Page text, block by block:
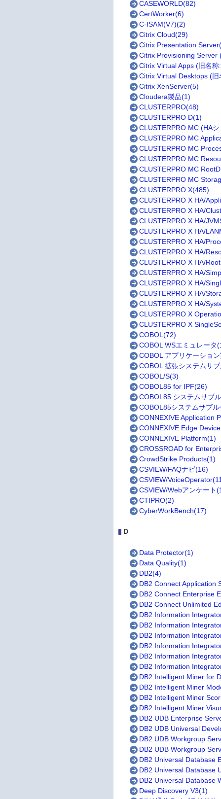
CASEWORLD(82)
CertWorker(6)
C-ISAM(V7)(2)
Citrix Cloud(29)
Citrix Presentation
Citrix Provisioning Server
Citrix Virtual Apps (旧名
Citrix Virtual Desktops (
Citrix XenServer(5)
Cloudera製品(1)
CLUSTERPRO(48)
CLUSTERPRO D(1)
CLUSTERPRO MC (HA
CLUSTERPRO MC
CLUSTERPRO MC
CLUSTERPRO MC
CLUSTERPRO MC
CLUSTERPRO MC
CLUSTERPRO X(485)
CLUSTERPRO X HA/
CLUSTERPRO X HA/
CLUSTERPRO X HA/
CLUSTERPRO X HA/
CLUSTERPRO X HA/
CLUSTERPRO X HA/
CLUSTERPRO X HA/
CLUSTERPRO X HA/
CLUSTERPRO X HA/
CLUSTERPRO X HA/
CLUSTERPRO X HA/
CLUSTERPRO X
CLUSTERPRO X
COBOL(72)
COBOL WSエミュレータ
COBOL アプリケーショ
COBOL 拡張システムサ
COBOL/S(3)
COBOL85 for IPF(26)
COBOL85 システムサブ
COBOL85システムサブ
CONNEXIVE Application
CONNEXIVE Edge
CONNEXIVE Platform(1)
CROSSROAD for
CrowdStrike Products(1)
CSVIEW/FAQナビ(16)
CSVIEW/
CSVIEW/Webアンケート
CTIPRO(2)
CyberWorkBench(17)
D
Data Protector(1)
Data Quality(1)
DB2(4)
DB2 Connect Application
DB2 Connect Enterprise
DB2 Connect Unlimited
DB2 Information
DB2 Information
DB2 Information
DB2 Information
DB2 Information
DB2 Information
DB2 Intelligent Miner for
DB2 Intelligent Miner
DB2 Intelligent Miner
DB2 Intelligent Miner
DB2 UDB Enterprise
DB2 UDB Universal
DB2 UDB Workgroup
DB2 UDB Workgroup
DB2 Universal Database
DB2 Universal Database
DB2 Universal Database
Deep Discovery V3(1)